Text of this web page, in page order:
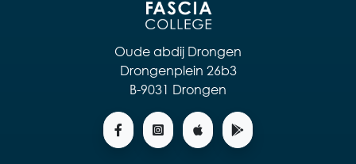
Oude abdij Drongen
Drongenplein 26b3
B-9031 Drongen